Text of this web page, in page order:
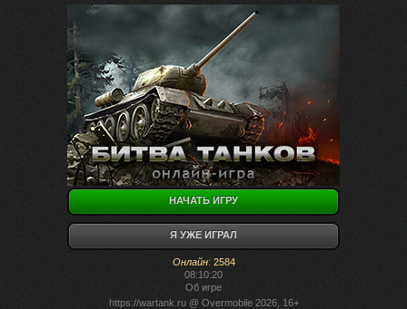
НАЧАТЬ ИГРУ
Я УЖЕ ИГРАЛ
Онлайн: 2584
08:10:20
Об игре
https://wartank.ru@ Overmobile 2026, 16+